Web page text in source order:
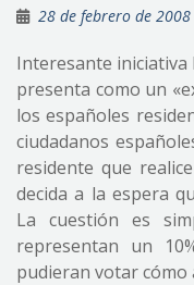
28 de febrero de 2008
Interesante iniciativa
presenta como un
los españoles
ciudadanos
residente que
decida a la espera
La cuestión es
representan un
pudieran votar cómo